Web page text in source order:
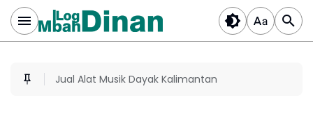
Jual Alat Musik Dayak Kalimantan